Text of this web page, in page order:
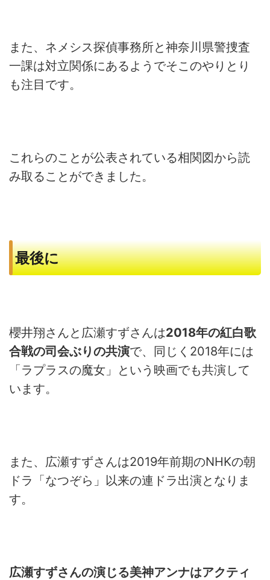
また、 ネメシス探偵事務所と神奈川県警捜査
一課は対立関係にあるようでそこのやりとり
も注目です。
これらのことが公表されている相関図から読
み取ることができました。
最後に
櫻井翔さんと広瀬すずさんは2018年の紅白歌
合戦の司会ぶりの共演で、同じく2018年には
「ラプラスの魔女」
という映画でも共演して
います。
また、広瀬すずさんは2019年前期のNHKの朝
ドラ「なつぞら」以来の連ドラ出演となりま
す。
広瀬すずさんの演じる美神アンナはアクティ